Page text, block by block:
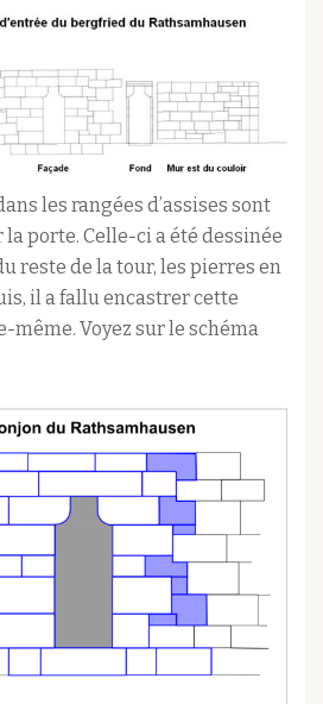
les rangées d’assises sont
porte. Celle-ci a été dessinée
reste de la tour, les pierres en
il a fallu encastrer cette
Voyez sur le schéma